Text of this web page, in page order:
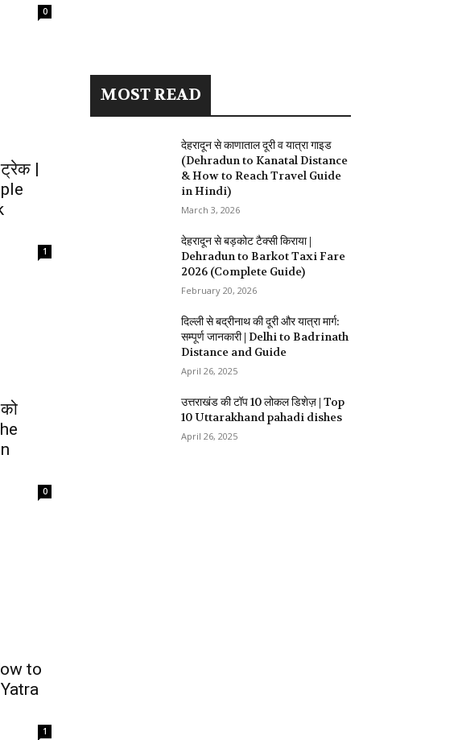
0
ट्रेक |
1
0
to
1
MOST READ
देहरादून से काणाताल दूरी व यात्रा गाइड
(Dehradun to Kanatal Distance
& How to Reach Travel Guide
in Hindi)
March 3, 2026
देहरादून से बड़कोट टैक्सी किराया |
Dehradun to Barkot Taxi Fare
2026 (Complete Guide)
February 20, 2026
दिल्ली से बद्रीनाथ की दूरी और यात्रा मार्ग:
सम्पूर्ण जानकारी | Delhi to Badrinath
Distance and Guide
April 26, 2025
उत्तराखंड की टॉप 10 लोकल डिशेज़ | Top
10 Uttarakhand pahadi dishes
April 26, 2025